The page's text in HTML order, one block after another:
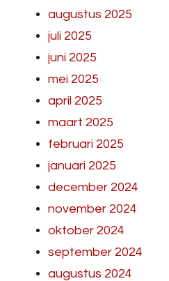
augustus 2025
juli 2025
juni 2025
mei 2025
april 2025
maart 2025
februari 2025
januari 2025
december 2024
november 2024
oktober 2024
september 2024
augustus 2024